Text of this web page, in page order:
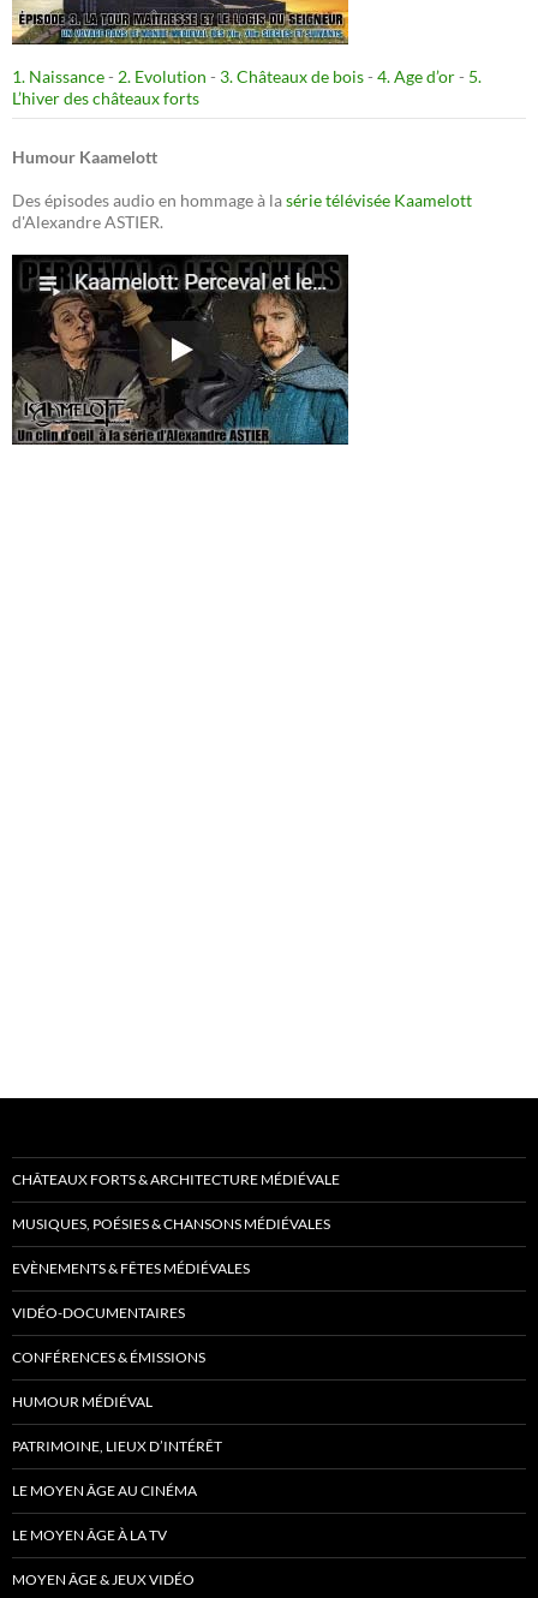
1. Naissance- 2. Evolution - 3. Châteaux de bois- 4. Age d’or- 5.
L’hiver des châteaux forts
Humour Kaamelott
Des épisodes audio en hommage à lasérie télévisée Kaamelott
d'Alexandre ASTIER.
CHÂTEAUX FORTS & ARCHITECTURE MÉDIÉVALE
MUSIQUES, POÉSIES & CHANSONS MÉDIÉVALES
EVÈNEMENTS & FÊTES MÉDIÉVALES
VIDÉO-DOCUMENTAIRES
CONFÉRENCES & ÉMISSIONS
HUMOUR MÉDIÉVAL
PATRIMOINE, LIEUX D’INTÉRÊT
LE MOYEN ÂGE AU CINÉMA
LE MOYEN ÂGE À LA TV
MOYEN ÂGE & JEUX VIDÉO